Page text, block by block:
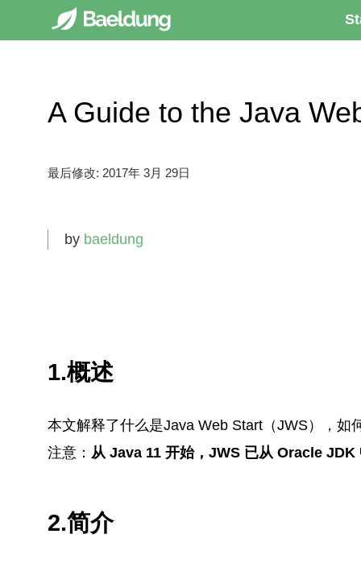
A Guide to the Java
最后修改: 2017年 3月 29日
by baeldung
1.概述
本文解释了什么是Java Web Start（JWS），
注意： 从 Java 11 开始，JWS 已从 Oracle
2.简介